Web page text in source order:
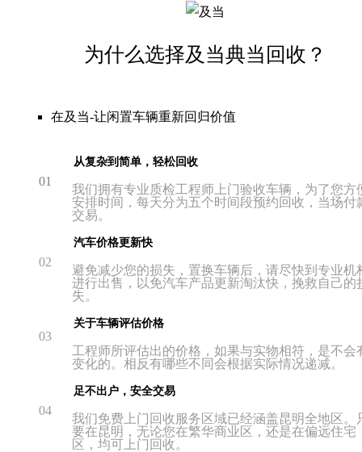
为什么选择及当典当回收？
在及当-让闲置车辆重新回归价值
01
从复杂到简单，轻松回收
我们拥有专业质检工程师上门验收车辆，为了您方
安排时间，每天分为五个时间段预约回收，当场付
交易。
02
汽车价格更新快
避免减少您的损失，置换车辆后，请尽快到专业机
进行出售，以免汽车产品更新淘汰快，挽救自己的
失。
03
关于车辆评估价格
工程师所评估出的价格，如果与实物相符，是不会
变化的。相反有哪些不同会根据实际情况递减。
04
足不出户，安全交易
我们免费上门回收服务区域已经涵盖昆明全地区。
要在昆明，无论您在繁华商业区，还是在偏远住宅
区，均可上门回收。